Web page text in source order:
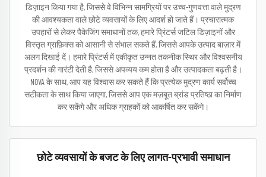
डिज़ाइन किया गया है, जिससे वे विभिन्न सामग्रियों पर उच्च-गुणवत्ता वाले मुद्रण
की आवश्यकता वाले छोटे व्यवसायों के लिए आदर्श हो जाते हैं। प्रचारात्मक
उपहारों से लेकर पैकेजिंग समाधानों तक, हमारे प्रिंटर्स जटिल डिज़ाइनों और
विस्तृत ग्राफ़िक्स को आसानी से संभाल सकते हैं, जिससे आपके उत्पाद बाज़ार में
अलग दिखाई दें। हमारे प्रिंटर्स में एकीकृत उन्नत तकनीक स्थिर और विश्वसनीय
प्रदर्शन की गारंटी देती है, जिससे अपव्यय कम होता है और उत्पादकता बढ़ती है।
NOVA के साथ, आप यह विश्वास कर सकते हैं कि प्रत्येक मुद्रण कार्य सर्वोच्च
सटीकता के साथ किया जाएगा, जिससे आप एक मज़बूत ब्रांड प्रतिष्ठा का निर्माण
कर सकेंगे और अधिक ग्राहकों को आकर्षित कर सकेंगे।
छोटे व्यवसायों के बजट के लिए लागत-प्रभावी समाधान